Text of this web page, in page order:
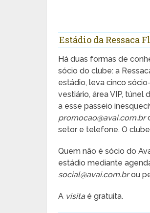
Estádio da Ressaca
Há duas formas de
sócio do clube: a
estádio, leva cinco
vestiário, área VIP, túnel
a esse passeio
promocao@avai.com.br
setor e telefone. O
Quem não é sócio do
estádio mediante
social@avai.com.brou
A visitaé gratuita.